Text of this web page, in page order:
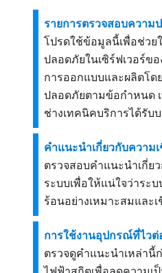
รายการตรวจสอบความ
โปรดใช้ข้อมูลนี้เพื่อช่วย
ปลอดภัยในเซิร์ฟเวอร์ข
การออกแบบและผลิตโ
ปลอดภัยตามข้อกำหนด
ช่างเทคนิคบริการได้รับบ
คำแนะนำเกี่ยวกับความ
ตรวจสอบคำแนะนำเกี่ย
ระบบเพื่อให้แน่ใจว่าระ
ร้อนอย่างเหมาะสมและ
การใช้งานอุปกรณ์ที่ไวต่
ตรวจดูคำแนะนำเหล่า